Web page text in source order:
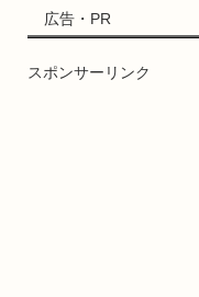
広告・PR
スポンサーリンク